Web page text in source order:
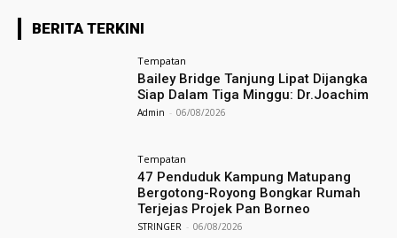
BERITA TERKINI
Tempatan
Bailey Bridge Tanjung Lipat Dijangka
Siap Dalam Tiga Minggu: Dr.Joachim
Admin - 06/08/2026
Tempatan
47 Penduduk Kampung Matupang
Bergotong-Royong Bongkar Rumah
Terjejas Projek Pan Borneo
STRINGER - 06/08/2026